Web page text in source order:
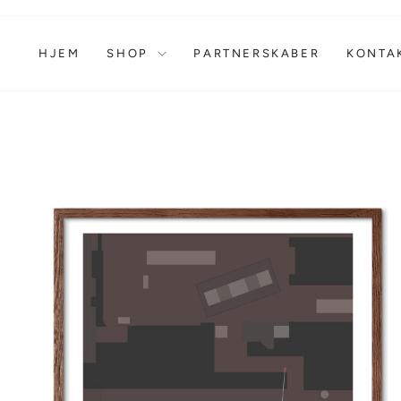
indholdHJEM SHOP PARTNERSKABER